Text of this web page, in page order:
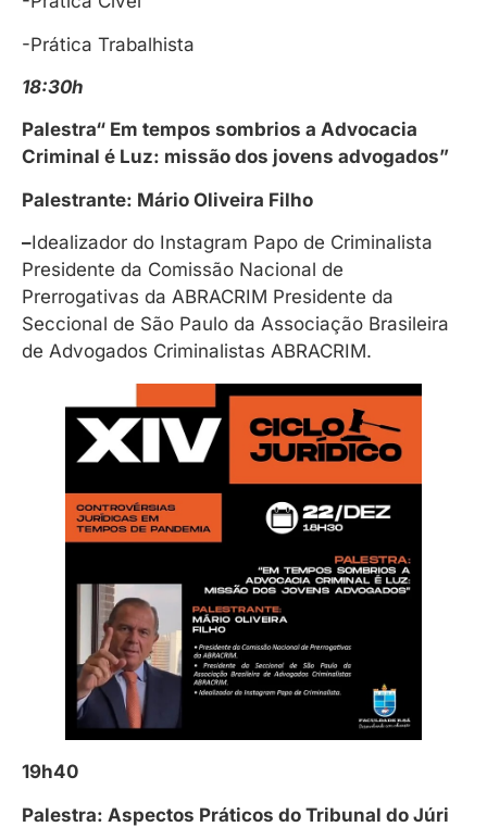
-Prática Trabalhista
18:30h
Palestra“ Em tempos sombrios a Advocacia
Criminal é Luz: missão dos jovens advogados”
Palestrante: Mário Oliveira Filho
–Idealizador do Instagram Papo de Criminalista
Presidente da Comissão Nacional de
Prerrogativas da ABRACRIM Presidente da
Seccional de São Paulo da Associação Brasileira
de Advogados Criminalistas ABRACRIM.
19h40
Palestra: Aspectos Práticos do Tribunal do Júri